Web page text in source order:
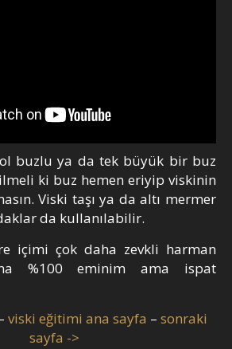
buzlu ya da tek büyük bir buz
ki buz hemen eriyip viskinin
Viski taşı ya da altı mermer
da kullanılabilir.
içimi çok daha zevkli harman
%100 eminim ama ispat
viski eğitimi ana sayfa – sonraki
sayfa ->